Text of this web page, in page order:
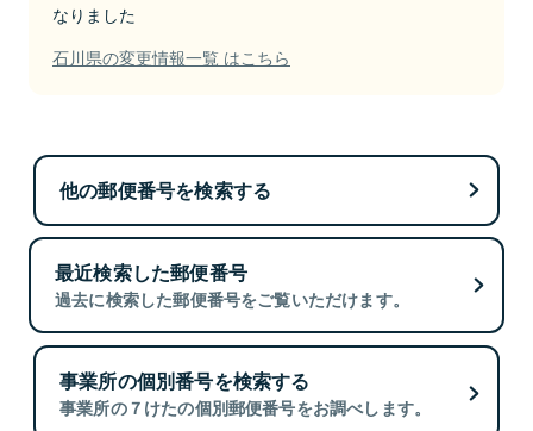
なりました
石川県の変更情報一覧 はこちら
他の郵便番号を検索する
最近検索した郵便番号
過去に検索した郵便番号をご覧いただけます。
事業所の個別番号を検索する
事業所の７けたの個別郵便番号をお調べします。